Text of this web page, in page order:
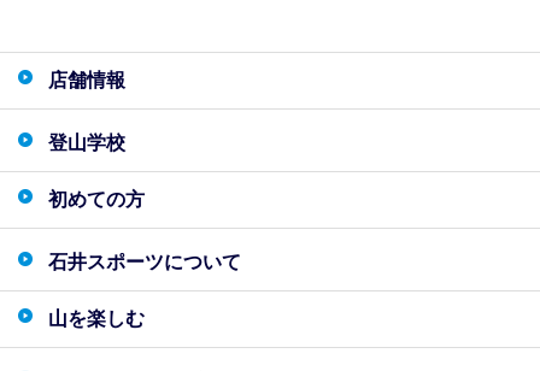
店舗情報
登山学校
初めての方
石井スポーツについて
山を楽しむ